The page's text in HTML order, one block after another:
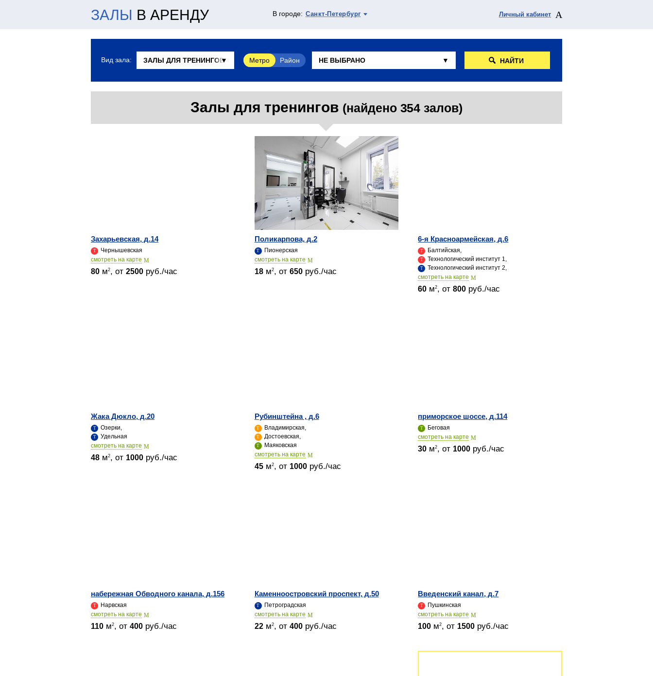
ЗАЛЫ В АРЕНДУ В городе: Санкт-Петербург Личный кабинет
Вид зала: Метро Район НАЙТИ
Залы для тренингов (найдено 354 залов)
Захарьевская, д.14
Чернышевская
cмотреть на карте
80 м2, от 2500 руб./час
Поликарпова, д.2
Пионерская
cмотреть на карте
18м2, от 650руб./час
6-я Красноармейская, д.6
Балтийская,
Технологический институт 1,
Технологический институт 2,
cмотреть на карте
60 м2, от800 руб./час
Жака Дюкло, д.20
Озерки,
Удельная
cмотреть на карте
48 м2, от 1000 руб./час
Рубинштейна , д.6
Владимирская,
Достоевская,
Маяковская
cмотреть на карте
45м2, от 1000руб./час
приморское шоссе, д.114
Беговая
cмотреть на карте
30 м2, от 1000 руб./час
набережная Обводного канала, д.156
Нарвская
cмотреть на карте
110 м2, от 400 руб./час
Каменноостровский проспект, д.50
Петроградская
cмотреть на карте
22м2, от 400руб./час
Введенский канал, д.7
Пушкинская
cмотреть на карте
100 м2, от 1500 руб./час